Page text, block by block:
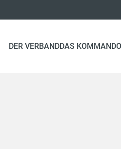
DER VERBANDDAS KOMMANDO